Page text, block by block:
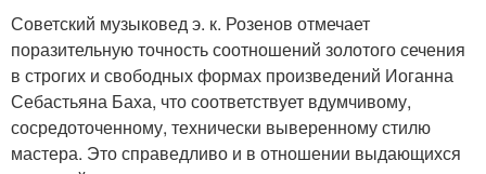
Советский музыковед э. к. Розенов отмечает
поразительную точность соотношений золотого сечения
в строгих и свободных формах произведений Иоганна
Себастьяна Баха, что соответствует вдумчивому,
сосредоточенному, технически выверенному стилю
мастера. Это справедливо и в отношении выдающихся